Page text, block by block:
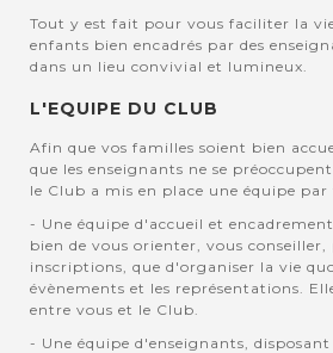
Tout y est fait pour vous faciliter la
enfants bien encadrés par des
dans un lieu convivial et lumineux.
L'EQUIPE DU CLUB
Afin que vos familles soient bien
que les enseignants ne se
le Club a mis en place une équipe
- Une équipe d'accueil et
bien de vous orienter, vous conseiller,
inscriptions, que d'organiser la vie
évènements et les représentations.
entre vous et le Club.
- Une équipe d'enseignants,